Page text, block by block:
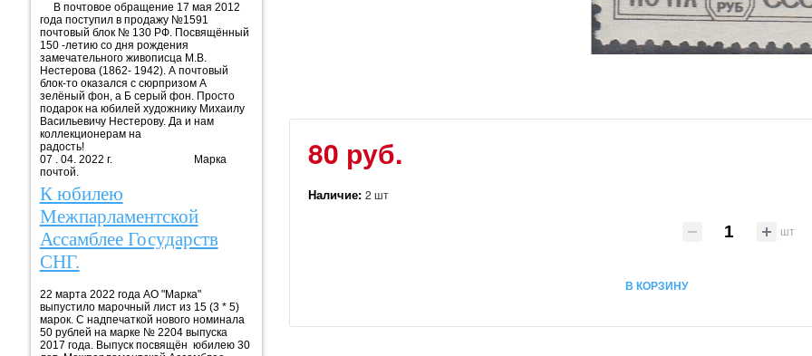
80 руб.
Наличие: 2 шт
шт
В КОРЗИНУ
В почтовое обращение 17 мая 2012
года поступил в продажу №1591
почтовый блок № 130 РФ. Посвящённый
150 -летию со дня рождения
замечательного живописца М.В.
Нестерова (1862- 1942). А почтовый
блок-то оказался с сюрпризом А
зелёный фон, а Б серый фон. Просто
подарок на юбилей художнику Михаилу
Васильевичу Нестерову. Да и нам
коллекционерам на
радость!
07 . 04. 2022 г. Марка
почтой.
К юбилею
Межпарламентской
Ассамблее Государств
СНГ.
22 марта 2022 года АО "Марка"
выпустило марочный лист из 15 (3 * 5)
марок. С надпечаткой нового номинала
50 рублей на марке № 2204 выпуска
2017 года. Выпуск посвящён юбилею 30